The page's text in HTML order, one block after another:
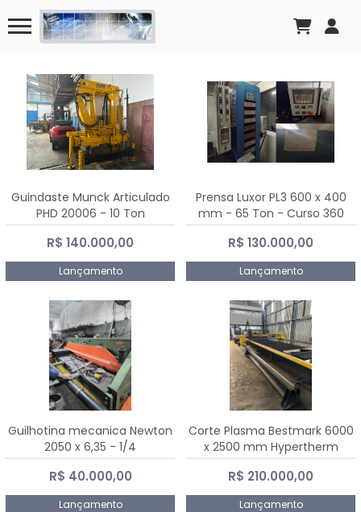
Guindaste Munck Articulado
PHD 20006 - 10 Ton
R$ 140.000,00
Lançamento
Prensa Luxor PL3 600 x 400
mm - 65 Ton - Curso 360
mm
R$ 130.000,00
Lançamento
Guilhotina mecanica Newton
2050 x 6,35 - 1/4
R$ 40.000,00
Lançamento
Corte Plasma Bestmark 6000
x 2500 mm Hypertherm
MaxPro 200
R$ 210.000,00
Lançamento